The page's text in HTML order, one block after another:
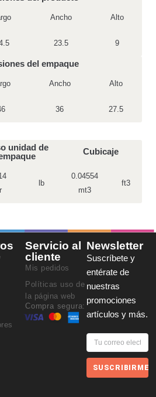
Ancho Alto
23.5 9
del empaque
Ancho Alto
36 27.5
unidad de
Cubicaje
lb
0.04554
mt3
ft3
Servicio al
cliente
Mis pedidos
Políticas uso de
la página web
Compra segura:
Newsletter
Suscríbete y
entérate de
nuestras
promociones
artículos y más.
SUSCRIBIRME